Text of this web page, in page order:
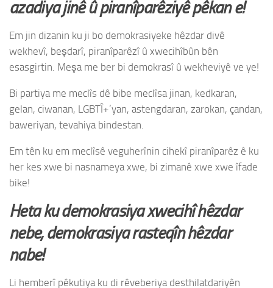
azadiya jinê û piranîparêziyê pêkan e!
Em jin dizanin ku ji bo demokrasiyeke hêzdar divê
wekhevî, beşdarî, piranîparêzî û xwecihîbûn bên
esasgirtin. Meşa me ber bi demokrasî û wekheviyê ve ye!
Bi partiya me meclîs dê bibe meclîsa jinan, kedkaran,
gelan, ciwanan, LGBTÎ+’yan, astengdaran, zarokan, çandan,
baweriyan, tevahiya bindestan.
Em tên ku em meclîsê veguherînin cihekî piranîparêz ê ku
her kes xwe bi nasnameya xwe, bi zimanê xwe xwe îfade
bike!
Heta ku demokrasiya xwecihî hêzdar
nebe, demokrasiya rasteqîn hêzdar
nabe!
Li hemberî pêkutiya ku di rêveberiya desthilatdariyên